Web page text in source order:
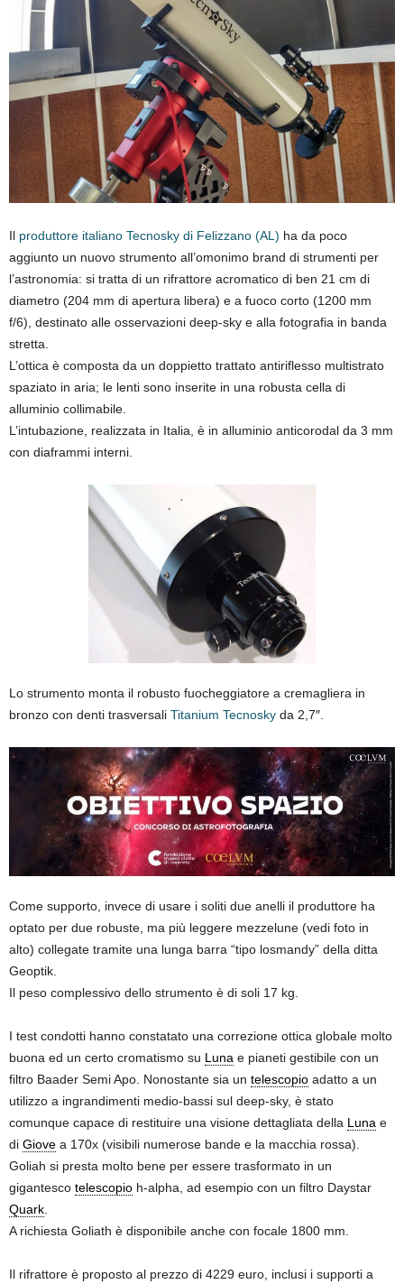
Il produttore italiano Tecnosky di Felizzano (AL) ha da poco
aggiunto un nuovo strumento all’omonimo brand di strumenti per
l’astronomia: si tratta di un rifrattore acromatico di ben 21 cm di
diametro (204 mm di apertura libera) e a fuoco corto (1200 mm
f/6), destinato alle osservazioni deep-sky e alla fotografia in banda
stretta.
L’ottica è composta da un doppietto trattato antiriflesso multistrato
spaziato in aria; le lenti sono inserite in una robusta cella di
alluminio collimabile.
L’intubazione, realizzata in Italia, è in alluminio anticorodal da 3 mm
con diaframmi interni.
Lo strumento monta il robusto fuocheggiatore a cremagliera in
bronzo con denti trasversali Titanium Tecnosky da 2,7″.
Come supporto, invece di usare i soliti due anelli il produttore ha
optato per due robuste, ma più leggere mezzelune (vedi foto in
alto) collegate tramite una lunga barra “tipo losmandy” della ditta
Geoptik.
Il peso complessivo dello strumento è di soli 17 kg.
I test condotti hanno constatato una correzione ottica globale molto
buona ed un certo cromatismo su Luna e pianeti gestibile con un
filtro Baader Semi Apo. Nonostante sia un telescopio adatto a un
utilizzo a ingrandimenti medio-bassi sul deep-sky, è stato
comunque capace di restituire una visione dettagliata della Luna e
di Giove a 170x (visibili numerose bande e la macchia rossa).
Goliah si presta molto bene per essere trasformato in un
gigantesco telescopio h-alpha, ad esempio con un filtro Daystar
Quark
A richiesta Goliath è disponibile anche con focale 1800 mm.
Il rifrattore è proposto al prezzo di 4229 euro, inclusi i supporti a